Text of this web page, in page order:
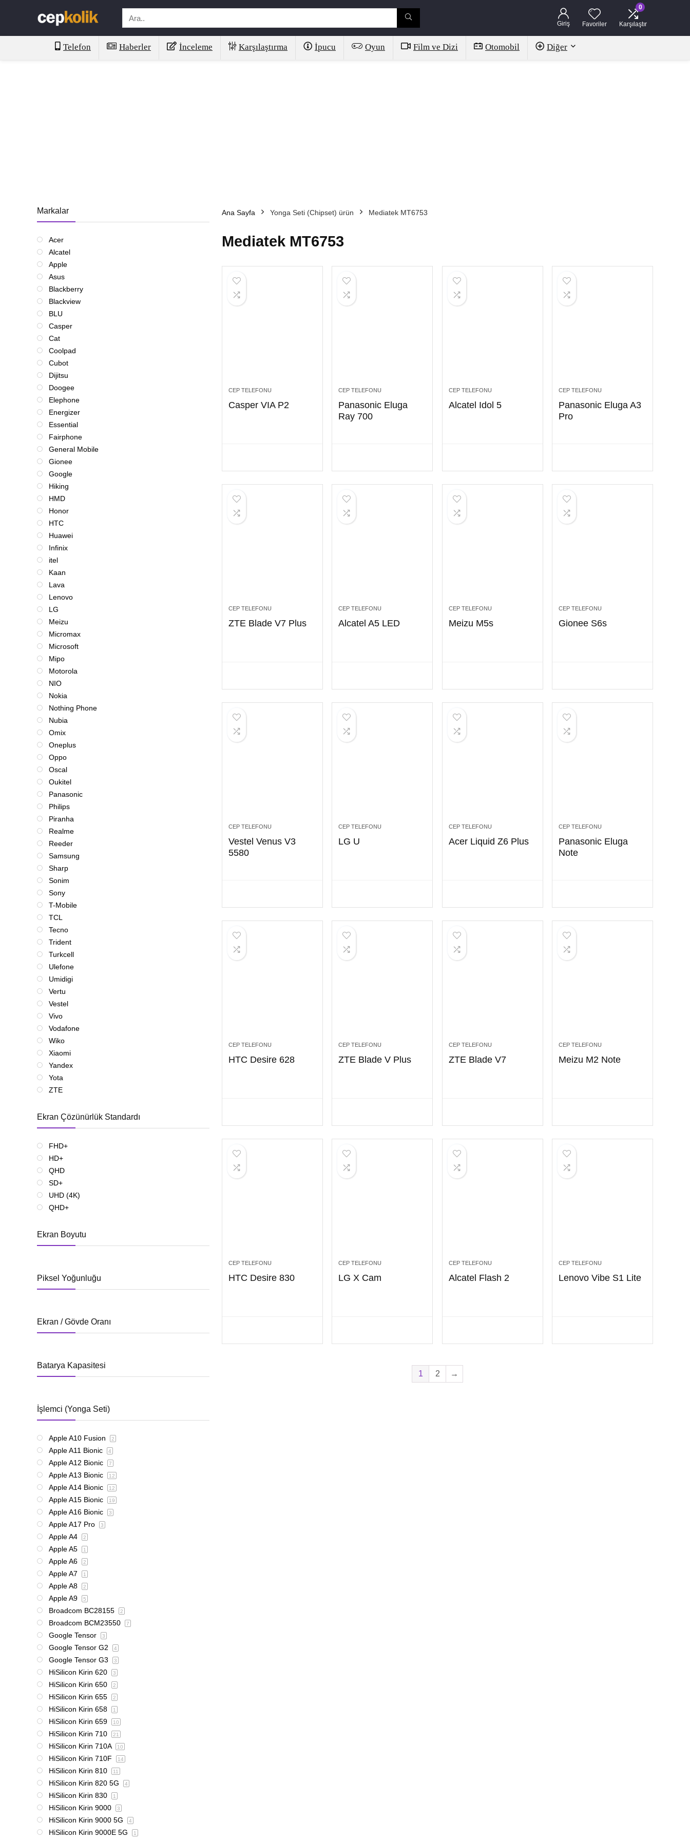
Giriş Favoriler
0
Karşılaştır
Telefon Haberler İnceleme Karşılaştırma İpucu Oyun Film ve Dizi Otomobil Diğer
Markalar
Acer
Alcatel
Apple
Asus
Blackberry
Blackview
BLU
Casper
Cat
Coolpad
Cubot
Dijitsu
Doogee
Elephone
Energizer
Essential
Fairphone
General Mobile
Gionee
Google
Hiking
HMD
Honor
HTC
Huawei
Infinix
itel
Kaan
Lava
Lenovo
LG
Meizu
Micromax
Microsoft
Mipo
Motorola
NIO
Nokia
Nothing Phone
Nubia
Omix
Oneplus
Oppo
Oscal
Oukitel
Panasonic
Philips
Piranha
Realme
Reeder
Samsung
Sharp
Sonim
Sony
T-Mobile
TCL
Tecno
Trident
Turkcell
Ulefone
Umidigi
Vertu
Vestel
Vivo
Vodafone
Wiko
Xiaomi
Yandex
Yota
ZTE
Ekran Çözünürlük Standardı
FHD+
HD+
QHD
SD+
UHD (4K)
QHD+
Ekran Boyutu
Piksel Yoğunluğu
Ekran / Gövde Oranı
Batarya Kapasitesi
İşlemci (Yonga Seti)
Apple A10 Fusion 2
Apple A11 Bionic 4
Apple A12 Bionic 7
Apple A13 Bionic 12
Apple A14 Bionic 12
Apple A15 Bionic 19
Apple A16 Bionic 3
Apple A17 Pro 3
Apple A4 2
Apple A5 1
Apple A6 2
Apple A7 1
Apple A8 2
Apple A9 5
Broadcom BC28155 2
Broadcom BCM23550 7
Google Tensor 3
Google Tensor G2 4
Google Tensor G3 3
HiSilicon Kirin 620 3
HiSilicon Kirin 650 2
HiSilicon Kirin 655 2
HiSilicon Kirin 658 1
HiSilicon Kirin 659 10
HiSilicon Kirin 710 21
HiSilicon Kirin 710A 10
HiSilicon Kirin 710F 14
HiSilicon Kirin 810 11
HiSilicon Kirin 820 5G 4
HiSilicon Kirin 830 1
HiSilicon Kirin 9000 3
HiSilicon Kirin 9000 5G 4
HiSilicon Kirin 9000E 5G 1
Ana Sayfa Yonga Seti (Chipset) ürün Mediatek MT6753
Mediatek MT6753
CEP TELEFONU
Casper VIA P2
CEP TELEFONU
Panasonic Eluga
Ray 700
CEP TELEFONU
Alcatel Idol 5
CEP TELEFONU
Panasonic Eluga A3
Pro
CEP TELEFONU
ZTE Blade V7 Plus
CEP TELEFONU
Alcatel A5 LED
CEP TELEFONU
Meizu M5s
CEP TELEFONU
Gionee S6s
CEP TELEFONU
Vestel Venus V3
5580
CEP TELEFONU
LG U
CEP TELEFONU
Acer Liquid Z6 Plus
CEP TELEFONU
Panasonic Eluga
Note
CEP TELEFONU
HTC Desire 628
CEP TELEFONU
ZTE Blade V Plus
CEP TELEFONU
ZTE Blade V7
CEP TELEFONU
Meizu M2 Note
CEP TELEFONU
HTC Desire 830
CEP TELEFONU
LG X Cam
CEP TELEFONU
Alcatel Flash 2
CEP TELEFONU
Lenovo Vibe S1 Lite
1 2 →